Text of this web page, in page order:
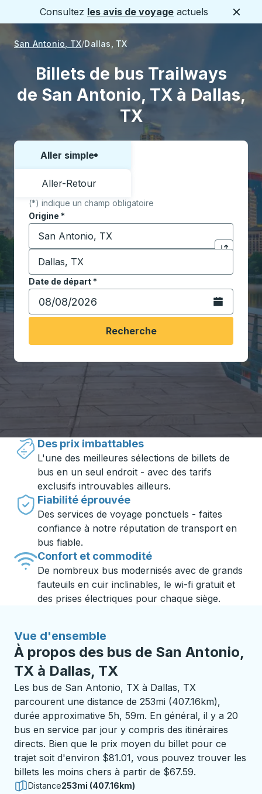
Consultez les avis de voyage actuels
San Antonio, TX Dallas, TX
Billets de bus Trailways
de San Antonio, TX à Dallas,
TX
Choisissez un sens ou un aller-retour:
Aller simple
Aller-Retour
(*) indique un champ obligatoire
Origine *
Commencez à saisir la ville d'origine pour ouvrir
Cliquez
Destination *
Commencez à saisir la ville de destination pour
Date de départ*
Tapez la date au format date Barre oblique du mois à
Ouvrez le
Recherche
Voyager en toute simplicité avec
Trailways
Des prix imbattables
L'une des meilleures sélections de billets de
bus en un seul endroit - avec des tarifs
exclusifs introuvables ailleurs.
Fiabilité éprouvée
Des services de voyage ponctuels - faites
confiance à notre réputation de transport en
bus fiable.
Confort et commodité
De nombreux bus modernisés avec de grands
fauteuils en cuir inclinables, le wi-fi gratuit et
des prises électriques pour chaque siège.
Vue d'ensemble
À propos des bus de San Antonio,
TX à Dallas, TX
Les bus de San Antonio, TX à Dallas, TX
parcourent une distance de 253mi (407.16km),
durée approximative 5h, 59m. En général, il y a 20
bus en service par jour y compris des itinéraires
directs. Bien que le prix moyen du billet pour ce
trajet soit d'environ $81.01, vous pouvez trouver les
billets les moins chers à partir de $67.59.
Distance253mi (407.16km)